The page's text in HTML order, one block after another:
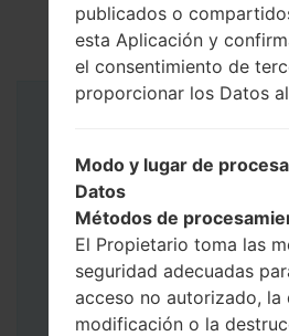
publicados o
esta Aplicación y
el consentimiento de
proporcionar los Datos
Modo y lugar de
Datos
Métodos de
El Propietario toma las
seguridad adecuadas
acceso no autorizado, la
modificación o la